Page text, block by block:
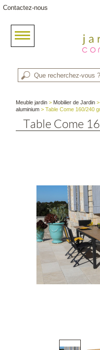
Contactez-nous
Meuble jardin > Mobilier de Jardin
aluminium > Table Come 160/240
Table Come